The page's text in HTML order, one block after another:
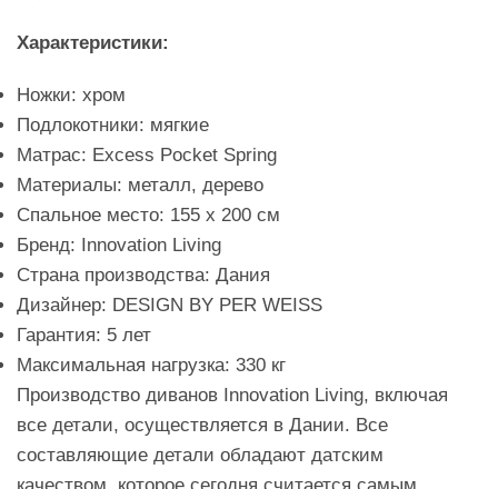
Характеристики:
Ножки: хром
Подлокотники: мягкие
Матрас: Excess Pocket Spring
Материалы: металл, дерево
Спальное место: 155 х 200 см
Бренд: Innovation Living
Страна производства: Дания
Дизайнер: DESIGN BY PER WEISS
Гарантия: 5 лет
Максимальная нагрузка: 330 кг
Производство диванов Innovation Living, включая
все детали, осуществляется в Дании. Все
составляющие детали обладают датским